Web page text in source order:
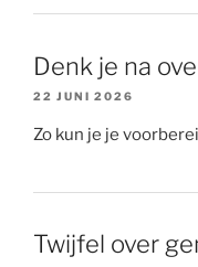
Denk je na
22 JUNI 2026
Zo kun je je
Twijfel over